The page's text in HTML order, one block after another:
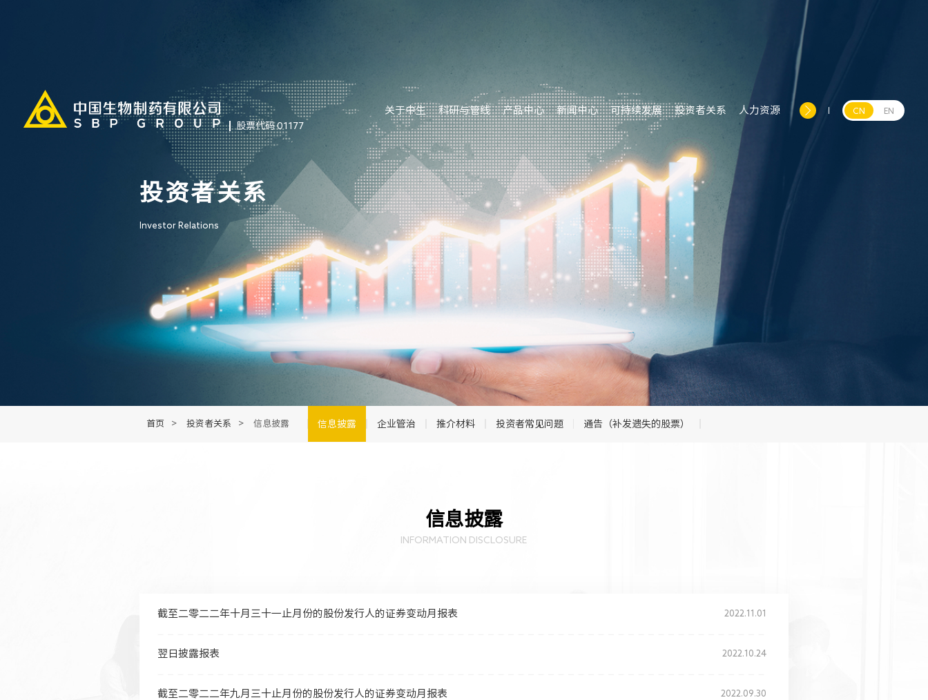
股票代码 01177
关于中生 科研与管线 产品中心 新闻中心 可持续发展 投资者关系 人力资源 CN EN
投资者关系
Investor Relations
首页 > 投资者关系 > 信息披露 信息披露 企业管治 推介材料 投资者常见问题 通告（补发遗失的股票）
信息披露
INFORMATION DISCLOSURE
截至二零二二年十月三十一止月份的股份发行人的证券变动月报表 2022.11.01
翌日披露报表 2022.10.24
截至二零二二年九月三十止月份的股份发行人的证券变动月报表 2022.09.30